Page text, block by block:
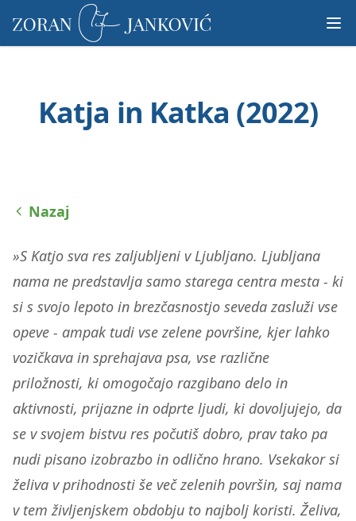
upoštevajte:
To
vključujeKatja in Katka (2022)
Nazaj
»S Katjo sva res zaljubljeni v Ljubljano. Ljubljana
nama ne predstavlja samo starega centra mesta - ki
si s svojo lepoto in brezčasnostjo seveda zasluži vse
opeve - ampak tudi vse zelene površine, kjer lahko
vozičkava in sprehajava psa, vse različne
priložnosti, ki omogočajo razgibano delo in
aktivnosti, prijazne in odprte ljudi, ki dovoljujejo, da
se v svojem bistvu res počutiš dobro, prav tako pa
nudi pisano izobrazbo in odlično hrano. Vsekakor si
želiva v prihodnosti še več zelenih površin, saj nama
v tem življenjskem obdobju to najbolj koristi. Želiva,